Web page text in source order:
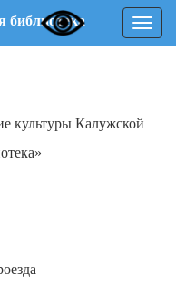
библиотека
культуры Калужской